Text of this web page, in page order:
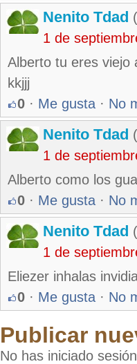
Nenito Tdad
1 de
Alberto tu eres viejo
kkjjj
0 · Me gusta · No
Nenito Tdad
1 de
Alberto como los
0 · Me gusta · No
Nenito Tdad
1 de
Eliezer inhalas
0 · Me gusta · No
Publicar
No has iniciado